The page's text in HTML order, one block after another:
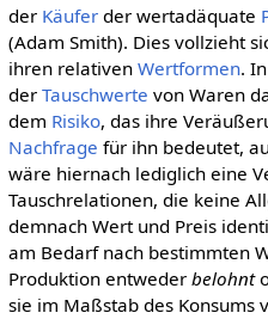
der Käuferder wertadäquate
(Adam Smith). Dies vollzieht
ihren relativen Wertformen.
der Tauschwerte von Waren
dem Risiko, das ihre
Nachfrage für ihn bedeutet,
wäre hiernach lediglich eine
Tauschrelationen, die keine
demnach Wert und Preis
am Bedarf nach bestimmten
Produktion entweder belohnt
sie im Maßstab des Konsums